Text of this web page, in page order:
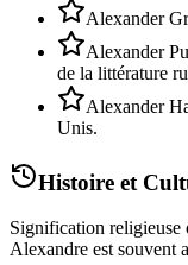
Alexander
Alexander
de la littérature
Alexander
Unis.
Histoire et
Signification religieuse
Alexandre est souvent